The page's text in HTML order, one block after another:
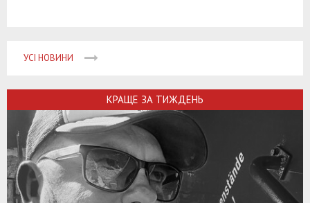
УСІ НОВИНИ
КРАЩЕ ЗА ТИЖДЕНЬ